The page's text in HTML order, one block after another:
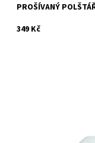
PROŠÍVANÝ
349 Kč
uvolnění a odlehčení